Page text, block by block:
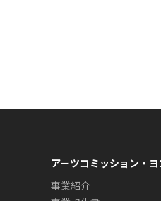
アーツコミッション・
事業紹介